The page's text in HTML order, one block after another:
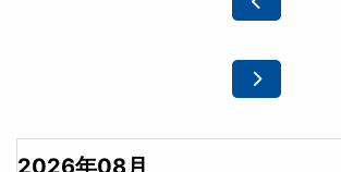
2026年08月